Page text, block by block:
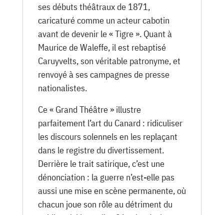
ses débuts théâtraux de 1871,
caricaturé comme un acteur cabotin
avant de devenir le « Tigre ». Quant à
Maurice de Waleffe, il est rebaptisé
Caruyvelts, son véritable patronyme, et
renvoyé à ses campagnes de presse
nationalistes.
Ce « Grand Théâtre » illustre
parfaitement l’art du Canard : ridiculiser
les discours solennels en les replaçant
dans le registre du divertissement.
Derrière le trait satirique, c’est une
dénonciation : la guerre n’est-elle pas
aussi une mise en scène permanente, où
chacun joue son rôle au détriment du